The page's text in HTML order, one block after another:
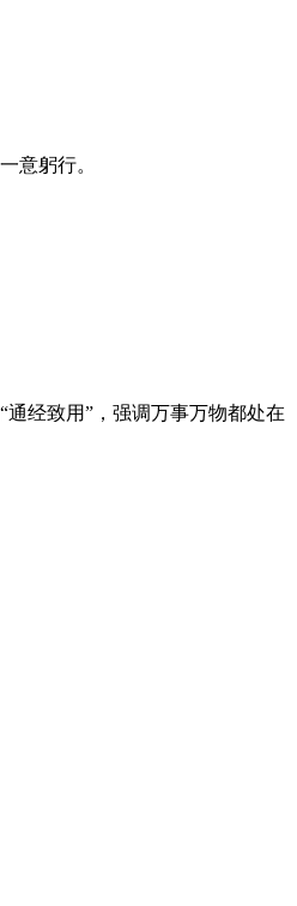
意躬行。
经致用”，强调万事万物都处在